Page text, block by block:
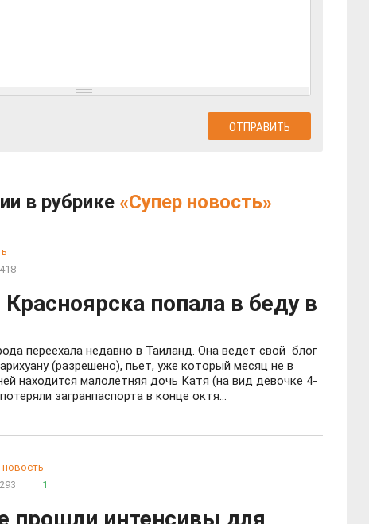
в рубрике «Супер новость»
418
попала в беду в
переехала недавно в Таиланд. Она ведет свой блог
(разрешено), пьет, уже который месяц не в
находится малолетняя дочь Катя (на вид девочке 4-
загранпаспорта в конце октя...
новость
293 1
прошли интенсивы для